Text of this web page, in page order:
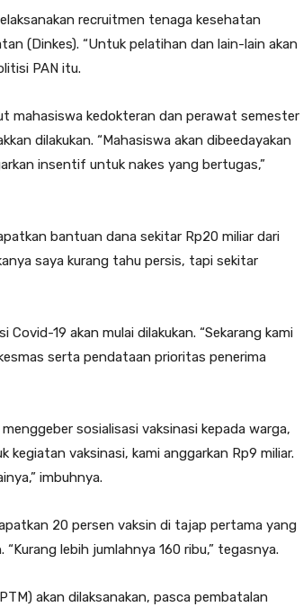
recruitmen tenaga kesehatan
(Dinkes). “Untuk pelatihan dan lain-lain akan
PAN itu.
mahasiswa kedokteran dan perawat semester
dilakukan. “Mahasiswa akan dibeedayakan
insentif untuk nakes yang bertugas,”
bantuan dana sekitar Rp20 miliar dari
saya kurang tahu persis, tapi sekitar
19 akan mulai dilakukan. “Sekarang kami
serta pendataan prioritas penerima
sosialisasi vaksinasi kepada warga,
vaksinasi, kami anggarkan Rp9 miliar.
imbuhnya.
20 persen vaksin di tajap pertama yang
lebih jumlahnya 160 ribu,” tegasnya.
akan dilaksanakan, pasca pembatalan